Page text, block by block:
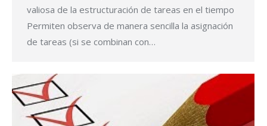
valiosa de la estructuración de tareas en el tiempo
Permiten observa de manera sencilla la asignación
de tareas (si se combinan con…